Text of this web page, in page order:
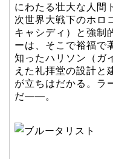
にわたる壮大な人間
次世界大戦下のホロ
キャシディ）と強制
ーは、そこで裕福で
知ったハリソン（ガ
えた礼拝堂の設計と
が立ちはだかる。ラ
だ――。